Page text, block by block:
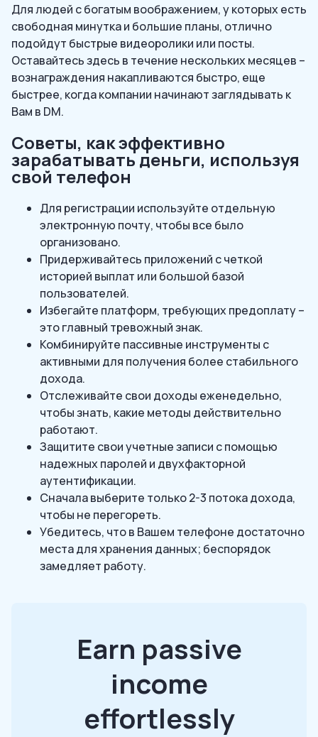
Для людей с богатым воображением, у которых есть
свободная минутка и большие планы, отлично
подойдут быстрые видеоролики или посты.
Оставайтесь здесь в течение нескольких месяцев –
вознаграждения накапливаются быстро, еще
быстрее, когда компании начинают заглядывать к
Вам в DM.
Советы, как эффективно
зарабатывать деньги, используя
свой телефон
Для регистрации используйте отдельную
электронную почту, чтобы все было
организовано.
Придерживайтесь приложений с четкой
историей выплат или большой базой
пользователей.
Избегайте платформ, требующих предоплату –
это главный тревожный знак.
Комбинируйте пассивные инструменты с
активными для получения более стабильного
дохода.
Отслеживайте свои доходы еженедельно,
чтобы знать, какие методы действительно
работают.
Защитите свои учетные записи с помощью
надежных паролей и двухфакторной
аутентификации.
Сначала выберите только 2-3 потока дохода,
чтобы не перегореть.
Убедитесь, что в Вашем телефоне достаточно
места для хранения данных; беспорядок
замедляет работу.
Earn passive
income
effortlessly